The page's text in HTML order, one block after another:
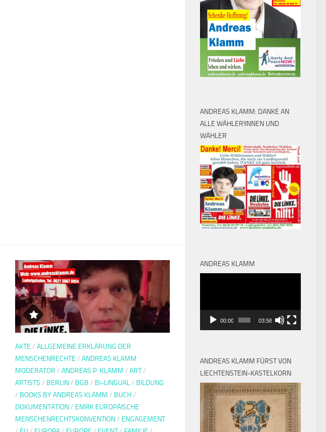
AKTE / ALLGEMEINE ERKLÄRUNG DER
MENSCHENRECHTE / ANDREAS KLAMM
MODERATOR / ANDREAS P. KLAMM / ART/
ARTISTS / BERLIN/ BGB / BI-LINGUAL/ BILDUNG
/ BOOKS BY ANDREAS KLAMM / BUCH/
DOKUMENTATION/ EMRK EUROPÄISCHE
MENSCHENRECHTSKONVENTION/ ENGAGEMENT
ANDREAS KLAMM: DANKE AN
ALLE WÄHLER!INNEN UND
WÄHLER
ANDREAS KLAMM
00:00 03:58
ANDREAS KLAMM FÜRST VON
LIECHTENSTEIN-KASTELKORN